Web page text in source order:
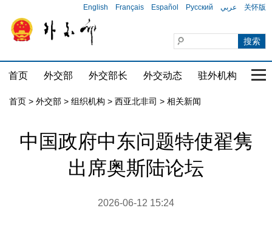
English Français Español Русский عربي 关怀版
首页 外交部 外交部长 外交动态 驻外机构 国
首页 > 外交部 > 组织机构 > 西亚北非司 > 相关新闻
中国政府中东问题特使翟隽
出席奥斯陆论坛
2026-06-12 15:24